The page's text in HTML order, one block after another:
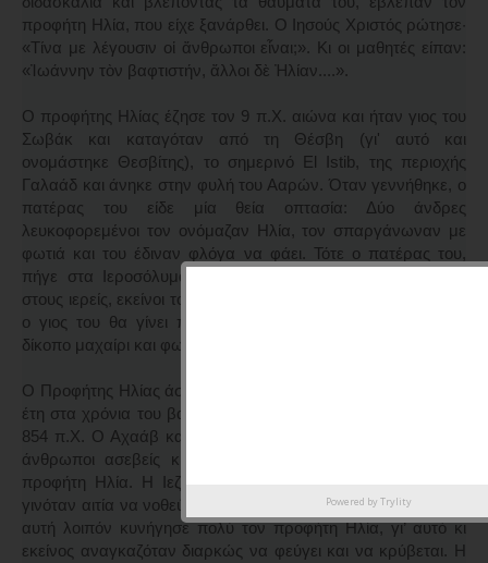
προφήτη Ηλία, που είχε ξανάρθει. Ο Ιησούς Χριστός ρώτησε·
«Τίνα με λέγουσιν οἱ ἄνθρωποι εἶναι;». Κι οι μαθητές είπαν:
«Ἰωάννην τὸν βαφτιστήν, ἄλλοι δὲ Ἠλίαν....».
Ο προφήτης Ηλίας έζησε τον 9 π.Χ. αιώνα και ήταν γιος του
Σωβάκ και καταγόταν από τη Θέσβη (γι' αυτό και
ονομάστηκε Θεσβίτης), το σημερινό El Istib, της περιοχής
Γαλαάδ και άνηκε στην φυλή του Ααρών. Όταν γεννήθηκε, ο
πατέρας του είδε μία θεία οπτασία: Δύο άνδρες
λευκοφορεμένοι τον ονόμαζαν Ηλία, τον σπαργάνωναν με
φωτιά και του έδιναν φλόγα να φάει. Τότε ο πατέρας του,
πήγε στα Ιεροσόλυμα και αφού περιέγραψε την οπτασία
στους ιερείς, εκείνοι του είπαν ερμηνεύοντας την οπτασία, ότι
ο γιος του θα γίνει προφήτης και θα κρίνει το Ισραήλ με
δίκοπο μαχαίρι και φωτιά.
Ο Προφήτης Ηλίας άσκησε το προφητικό του χάρισμα επί 25
έτη στα χρόνια του βασιλέα Αχαάβ, που βασίλεψε στα 873 -
854 π.Χ. Ο Αχαάβ και μάλιστα η γυναίκα του Ιεζάβελ ήσαν
άνθρωποι ασεβείς κι εναντίον τους ήταν ο πόλεμος του
προφήτη Ηλία. Η Ιεζάβελ, που δεν ήταν ισραηλίτισσα και
γινόταν αιτία να νοθεύεται η πίστη από ειδωλολατρικά έθιμα,
αυτή λοιπόν κυνήγησε πολύ τον προφήτη Ηλία, γι’ αυτό κι
εκείνος αναγκαζόταν διαρκώς να φεύγει και να κρύβεται. Η
Powered by Trylity